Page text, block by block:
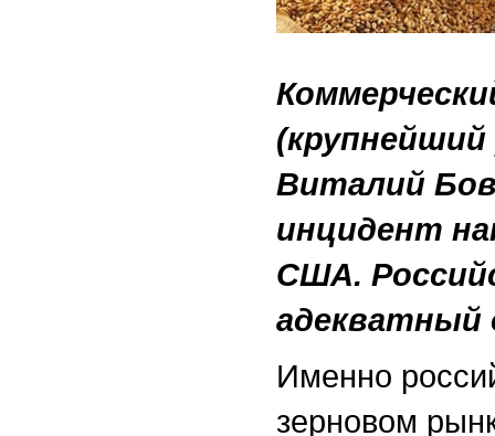
(крупнейший
Виталий
инцидент
США.
адекватный
Именно
зерновом